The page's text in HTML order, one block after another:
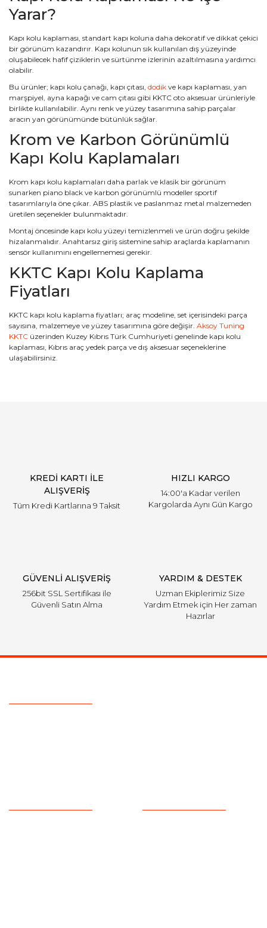
Yarar?
Kapı kolu kaplaması, standart kapı koluna daha dekoratif ve dikkat çekici
bir görünüm kazandırır. Kapı kolunun sık kullanılan dış yüzeyinde
oluşabilecek hafif çiziklerin ve sürtünme izlerinin azaltılmasına yardımcı
olabilir.
Bu ürünler; kapı kolu çanağı, kapı çıtası, dodik ve kapı kaplaması, yan
marşpiyel, ayna kapağı ve cam çıtası gibi KKTC oto aksesuar ürünleriyle
birlikte kullanılabilir. Aynı renk ve yüzey tasarımına sahip parçalar
aracın yan görünümünde bütünlük sağlar.
Krom ve Karbon Görünümlü
Kapı Kolu Kaplamaları
Krom kapı kolu kaplamaları daha parlak ve klasik bir görünüm
sunarken piano black ve karbon görünümlü modeller sportif
tasarımlarıyla öne çıkar. ABS plastik ve paslanmaz metal malzemeden
üretilen seçenekler bulunmaktadır.
Montaj öncesinde kapı kolu yüzeyi temizlenmeli ve ürün doğru şekilde
hizalanmalıdır. Anahtarsız giriş sistemine sahip araçlarda kaplamanın
sensör kullanımını engellememesi gerekir.
KKTC Kapı Kolu Kaplama
Fiyatları
KKTC kapı kolu kaplama fiyatları; araç modeline, set içerisindeki parça
sayısına, malzemeye ve yüzey tasarımına göre değişir. Aksoy Tuning
KKTC üzerinden Kuzey Kıbrıs Türk Cumhuriyeti genelinde kapı kolu
kaplaması, Kıbrıs araç yedek parça ve dış aksesuar seçeneklerine
ulaşabilirsiniz.
KREDİ KARTI İLE
ALIŞVERİŞ
Tüm Kredi Kartlarına 9 Taksit
HIZLI KARGO
14:00'a Kadar verilen
Kargolarda Aynı Gün Kargo
GÜVENLİ ALIŞVERİŞ
256bit SSL Sertifikası ile
Güvenli Satın Alma
YARDIM & DESTEK
Uzman Ekiplerimiz Size
Yardım Etmek için Her zaman
Hazırlar